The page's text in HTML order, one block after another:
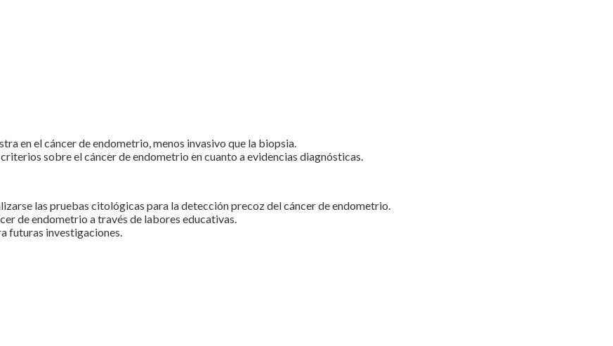
en el cáncer de endometrio, menos invasivo que la biopsia.
sobre el cáncer de endometrio en cuanto a evidencias diagnósticas.
las pruebas citológicas para la detección precoz del cáncer de endometrio.
de endometrio a través de labores educativas.
futuras investigaciones.